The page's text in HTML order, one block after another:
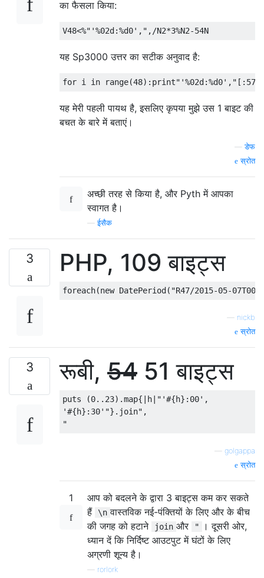
का फैसला किया:
यह Sp3000 उत्तर का सटीक अनुवाद है:
यह मेरी पहली पायथ है, इसलिए कृपया मुझे उस 1 बाइट की
बचत के बारे में बताएं।
—डेफ
स्रोत
अच्छी तरह से किया है, और Pyth में आपका
स्वागत है।
—ईसैक
3 PHP, 109 बाइट्स
nickb
स्रोत
3 रूबी, 54 51 बाइट्स
puts (0..23).map{|h|"'#{h}:00',
'#{h}:30'"}.join",
golgappa
स्रोत
1
आप को बदलने के द्वारा 3 बाइट्स कम कर सकते
हैं
\n वास्तविक नई-पंक्तियों के लिए और के बीच
की जगह को हटाने
join और "
। दूसरी ओर,
ध्यान दें कि निर्दिष्ट आउटपुट में घंटों के लिए
अग्रणी शून्य है।
rorlork